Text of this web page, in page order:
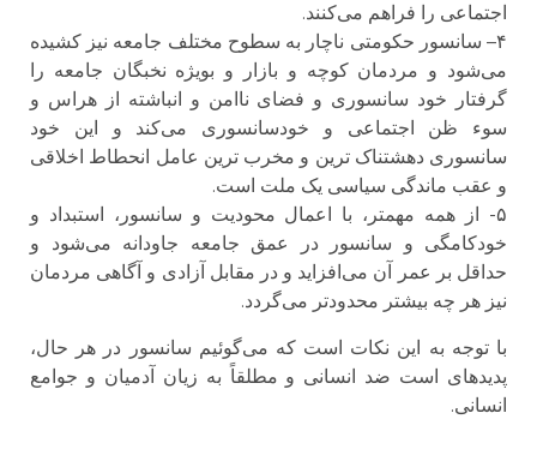
اجتماعی را فراهم می‌کنند.
۴– سانسور حکومتی ناچار به سطوح مختلف جامعه نیز کشیده
می‌شود و مردمان کوچه و بازار و بویژه نخبگان جامعه را
گرفتار خود سانسوری و فضای ناامن و انباشته از هراس و
سوء ظن اجتماعی و خودسانسوری می‌کند و این خود
سانسوری دهشتناک ترین و مخرب ترین عامل انحطاط اخلاقی
و عقب ماندگی سیاسی یک ملت است.
۵- از همه مهمتر، با اعمال محودیت و سانسور، استبداد و
خودکامگی و سانسور در عمق جامعه جاودانه می‌شود و
حداقل بر عمر آن می‌افزاید و در مقابل آزادی و آگاهی مردمان
نیز هر چه بیشتر محدودتر می‌گردد.
با توجه به این نکات است که می‌گوئیم سانسور در هر حال،
پدیدهای است ضد انسانی و مطلقاً به زیان آدمیان و جوامع
انسانی.